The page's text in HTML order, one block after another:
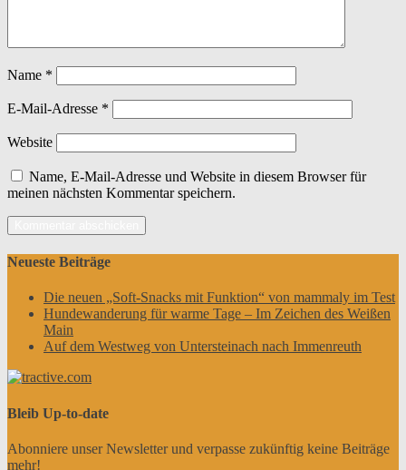
Name *
E-Mail-Adresse *
Website
Name, E-Mail-Adresse und Website in diesem Browser für
meinen nächsten Kommentar speichern.
Neueste Beiträge
Die neuen „Soft-Snacks mit Funktion“ von mammaly im Test
Hundewanderung für warme Tage – Im Zeichen des Weißen
Main
Auf dem Westweg von Untersteinach nach Immenreuth
Bleib Up-to-date
Abonniere unser Newsletter und verpasse zukünftig keine Beiträge
mehr!